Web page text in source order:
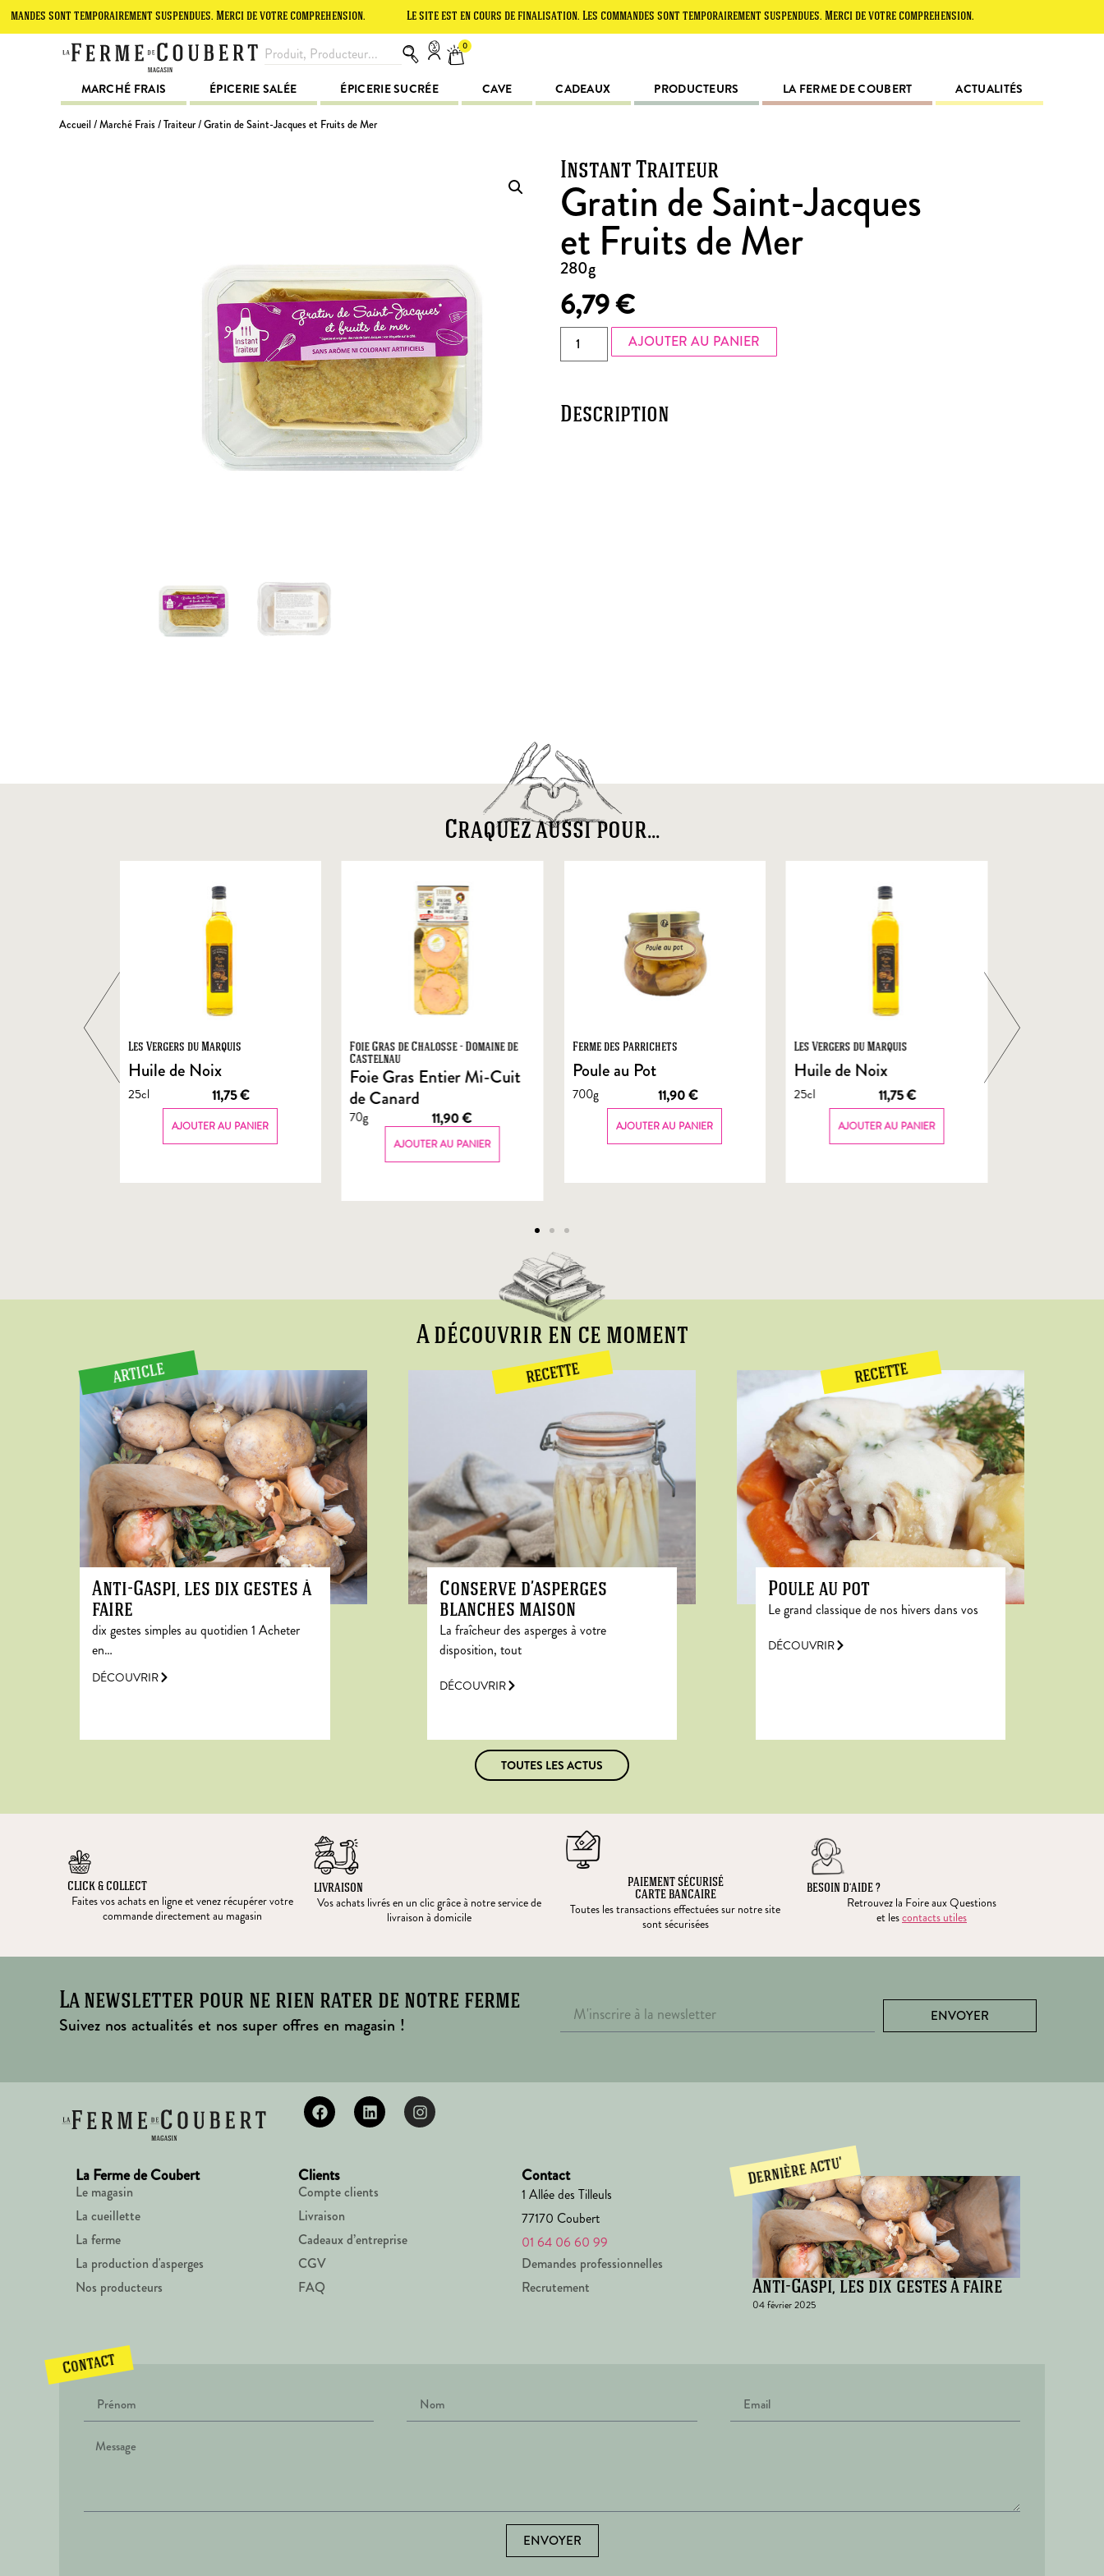
temporairement suspendues. Merci de votre compréhension. Le site est en cours de finalisation. Les commandes sont temporairement suspendues. Merci de votre compréhension.
0
MARCHÉ FRAIS ÉPICERIE SALÉE ÉPICERIE SUCRÉE CAVE CADEAUX PRODUCTEURS LA FERME DE COUBERT ACTUALITÉS
Accueil /Marché Frais/Traiteur/ Gratin de Saint-Jacques et Fruits de Mer
Instant Traiteur
Gratin de Saint-Jacques
et Fruits de Mer
280g
6,79€
AJOUTER AU PANIER
Description
Craquez aussi pour...
Les Vergers du Marquis
Huile de Noix
25cl 11,75€
AJOUTER AU PANIER
Foie Gras de Chalosse - Domaine de
Castelnau
Foie Gras Entier Mi-Cuit
de Canard
70g 11,90€
AJOUTER AU PANIER
Ferme des Parrichets
Poule au Pot
700g 11,90€
AJOUTER AU PANIER
Les Vergers du Marquis
Huile de Noix
25cl 11,75€
AJOUTER AU PANIER
A découvrir en ce moment
ARTICLE
Anti-Gaspi, les dix gestes à
faire
dix gestes simples au quotidien 1 Acheter
en…
DÉCOUVRIR
RECETTE
Conserve d’asperges
blanches maison
La fraîcheur des asperges à votre
disposition, tout
DÉCOUVRIR
RECETTE
Poule au pot
Le grand classique de nos hivers dans vos
DÉCOUVRIR
TOUTES LES ACTUS
CLICK & COLLECT
Faites vos achats en ligne et venez récupérer votre
commande directement au magasin
LIVRAISON
Vos achats livrés en un clic grâce à notre service de
livraison à domicile
PAIEMENT SÉCURISÉ
CARTE BANCAIRE
Toutes les transactions effectuées sur notre site
sont sécurisées
BESOIN D’AIDE ?
Retrouvez la Foire aux Questions
et lescontacts utiles
La newsletter pour ne rien rater de notre ferme
Suivez nos actualités et nos super offres en magasin !
ENVOYER
La Ferme de Coubert
Le magasin
La cueillette
La ferme
La production d'asperges
Nos producteurs
Clients
Compte clients
Livraison
Cadeaux d’entreprise
CGV
FAQ
Contact
1 Allée des Tilleuls
77170 Coubert
01 64 06 60 99
Demandes professionnelles
Recrutement
Anti-Gaspi, les dix gestes à faire
04 février 2025
Dernière actu'
Contact
ENVOYER